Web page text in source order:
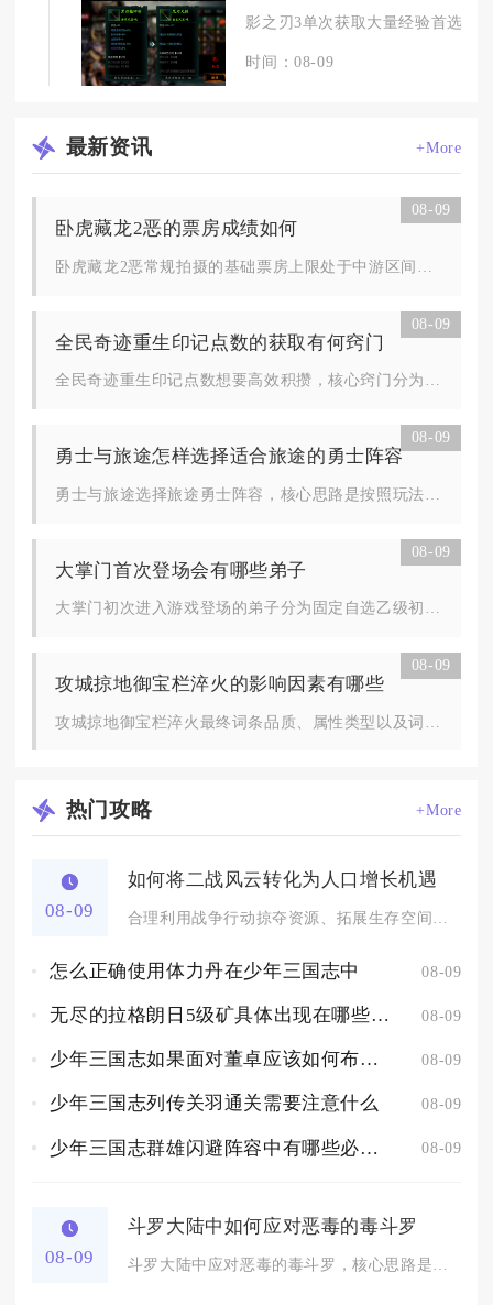
影之刃3单次获取大量经验首选京
时间：08-09
最新资讯 +More
08-09
卧虎藏龙2恶的票房成绩如何
08-09
全民奇迹重生印记点数的获取有何窍门
08-09
勇士与旅途怎样选择适合旅途的勇士阵容
08-09
大掌门首次登场会有哪些弟子
08-09
攻城掠地御宝栏淬火的影响因素有哪些
热门攻略 +More
08-09
如何将二战风云转化为人口增长机遇
怎么正确使用体力丹在少年三国志中 08-09
无尽的拉格朗日5级矿具体出现在哪些地点 08-09
少年三国志如果面对董卓应该如何布置防线 08-09
少年三国志列传关羽通关需要注意什么 08-09
少年三国志群雄闪避阵容中有哪些必备武将 08-09
08-09
斗罗大陆中如何应对恶毒的毒斗罗